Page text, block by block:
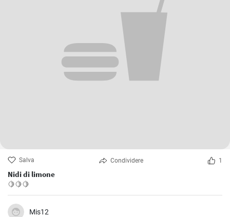
Salva Condividere 1
Nidi di limone
🍋🍋🍋
Mis12